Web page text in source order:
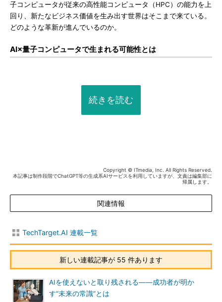
子コンピュータが従来の高性能コンピュータ（HPC）の能力を上
回り、新たなビジネス価値を生み出す世界はそこまで来ている。
どのような革新が進んでいるのか。
AI×量子コンピュータで生まれる可能性とは
続きを読む
Copyright © ITmedia, Inc. All Rights Reserved.
本記事は制作段階でChatGPT等の生成系AIサービスを利用していますが、文責は編集部に
帰属します。
関連情報
TechTarget.AI 連載一覧
新しい連載記事が 55 件あります
AIを使えないと取り残される――成功者が明か
す“未来の常識”とは